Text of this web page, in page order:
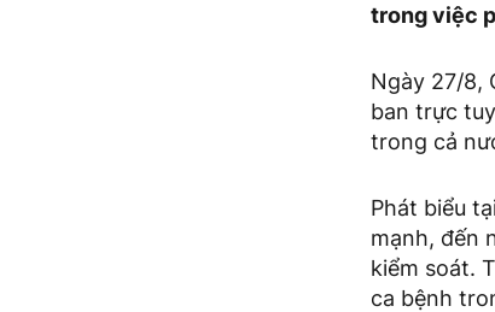
trong việc
Ngày 27/8,
ban trực
trong cả
Phát biểu
mạnh, đến
kiểm soát.
ca bệnh